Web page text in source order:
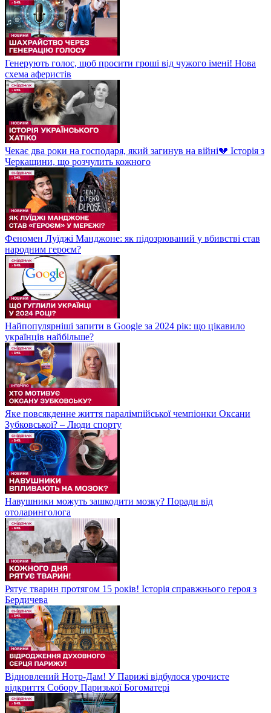
Генерують голос, щоб просити гроші від чужого імені! Нова
схема аферистів
Чекає два роки на господаря, який загинув на війні💔 Історія з
Черкащини, що розчулить кожного
Феномен Луїджі Манджоне: як підозрюваний у вбивстві став
народним героєм?
Найпопулярніші запити в Google за 2024 рік: що цікавило
українців найбільше?
Яке повсякденне життя паралімпійської чемпіонки Оксани
Зубковської? – Люди спорту
Навушники можуть зашкодити мозку? Поради від
отоларинголога
Рятує тварин протягом 15 років! Історія справжнього героя з
Бердичева
Відновлений Нотр-Дам! У Парижі відбулося урочисте
відкриття Собору Паризької Богоматері